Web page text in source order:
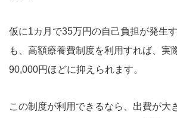
仮に1カ月で35万円の自己負担が発生
も、高額療養費制度を利用すれば、実
90,000円ほどに抑えられます。
この制度が利用できるなら、出費が大